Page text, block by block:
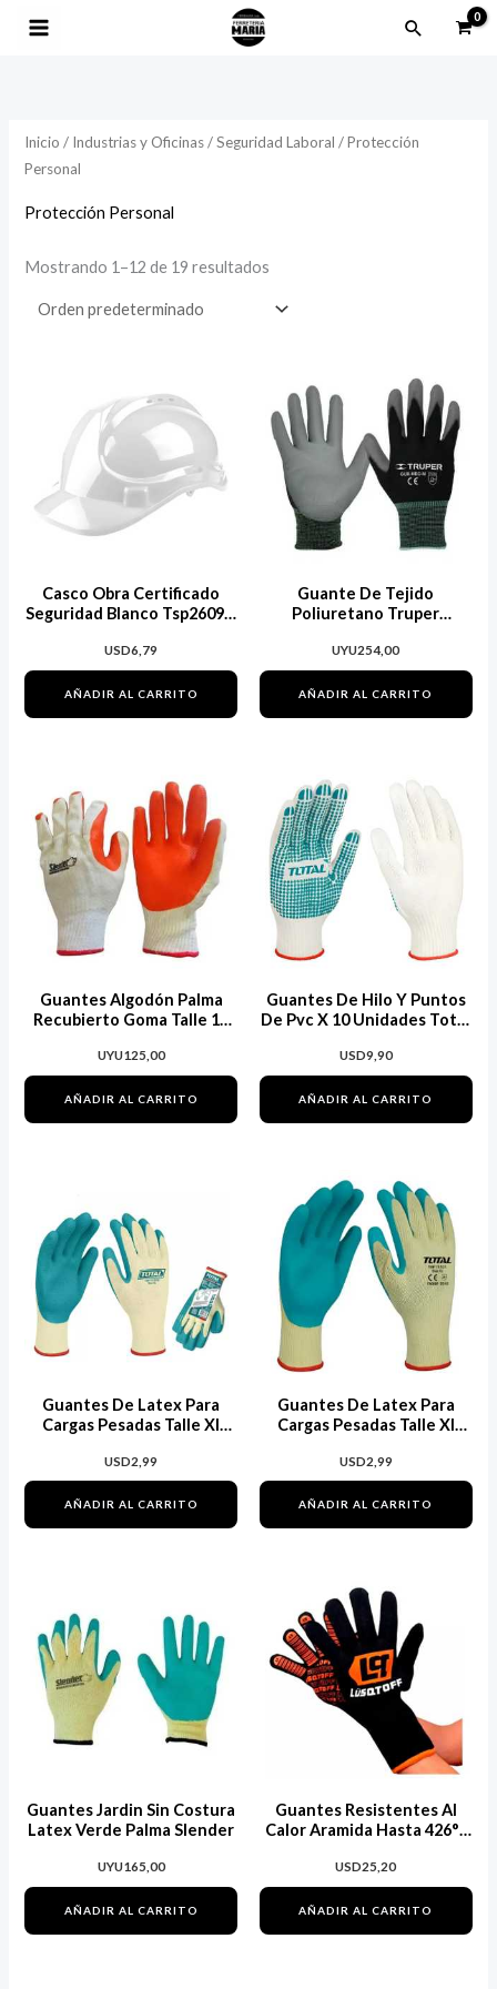
Buscar
Inicio / Industrias y Oficinas/Seguridad Laboral / Protección
Personal
Protección Personal
Mostrando 1–12 de 19 resultados
Casco Obra Certificado
Seguridad Blanco Tsp2609 –
USD6,79
AÑADIR AL CARRITO
Guante De Tejido
Poliuretano Truper
UYU254,00
AÑADIR AL CARRITO
Guantes Algodón Palma
Recubierto Goma Talle 10
UYU125,00
AÑADIR AL CARRITO
Guantes De Hilo Y Puntos
De Pvc X 10 Unidades Total
USD9,90
AÑADIR AL CARRITO
Guantes De Latex Para
Cargas Pesadas Talle Xl
USD2,99
AÑADIR AL CARRITO
Guantes De Latex Para
Cargas Pesadas Talle Xl
USD2,99
AÑADIR AL CARRITO
Guantes Jardin Sin Costura
Latex Verde Palma Slender
UYU165,00
AÑADIR AL CARRITO
Guantes Resistentes Al
Calor Aramida Hasta 426°c
USD25,20
AÑADIR AL CARRITO